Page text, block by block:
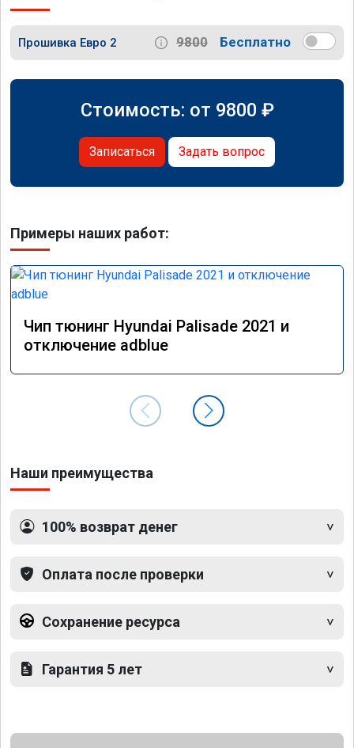
Прошивка Евро 2 9800 Бесплатно
Стоимость: от 9800 ₽
Записаться Задать вопрос
Примеры наших работ:
Чип тюнинг Hyundai Palisade 2021 и
отключение adblue
Наши преимущества
100% возврат денег
Оплата после проверки
Сохранение ресурса
Гарантия 5 лет